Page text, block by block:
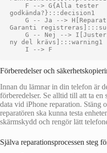
    F --> G{Alla tester
godkända?}:::decision1
G -- Ja -->
Garanti
G -- Nej -->
ny del krävs]:::warning1
Förberedelser och
Innan du lämnar in din telefon är
förberedelser. Se alltid till att ta en
data vid iPhone reparation. Stäng
reparatören ska kunna testa
skärmskydd och rengör lätt
Själva reparationsprocessen steg